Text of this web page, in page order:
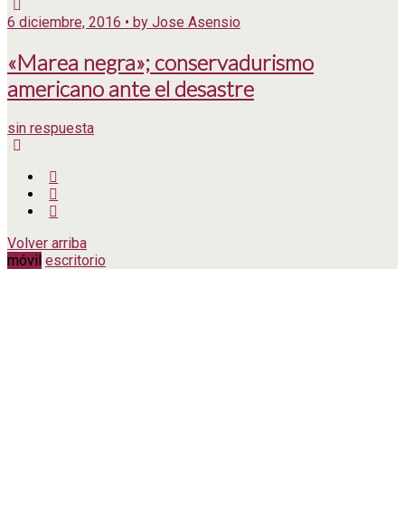
6 diciembre, 2016 • by Jose Asensio
«Marea negra»; conservadurismo
americano ante el desastre
sin respuesta
Volver arriba
móvil escritorio